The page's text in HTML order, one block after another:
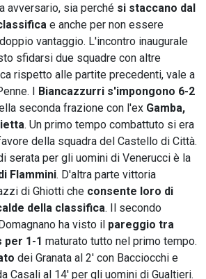
avversario, sia perché si staccano dal
e anche per non essere
vantaggio. L'incontro inaugurale
sfidarsi due squadre con altre
rispetto alle partite precedenti, vale a
I Biancazzurri s'impongono 6-2
seconda frazione con l'ex Gamba,
. Un primo tempo combattuto si era
della squadra del Castello di Città.
serata per gli uomini di Venerucci è la
Flammini. D'altra parte vittoria
di Ghiotti che consente loro di
della classifica. Il secondo
ha visto il pareggio tra
per 1-1 maturato tutto nel primo tempo.
dei Granata al 2' con Bacciocchi e
Casali al 14' per gli uomini di Gualtieri.